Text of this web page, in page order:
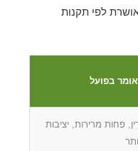
לפי תקנות
בפועל
פחות מרירות, יציבות